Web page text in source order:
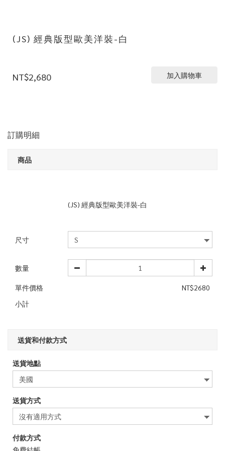
(JS) 經典版型歐美洋裝-白
NT$2,680 加入購物車
訂購明細
商品
(JS) 經典版型歐美洋裝-白
尺寸
數量
單件價格
NT$2680
小計
送貨和付款方式
送貨地點
送貨方式
付款方式